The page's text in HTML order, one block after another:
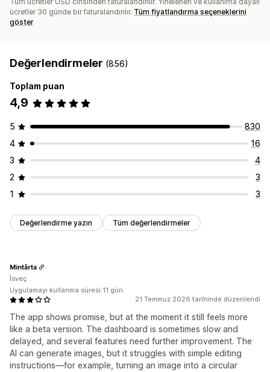
ücretler 30 günde bir faturalandırılır. Tüm fiyatlandırma seçeneklerini
göster
Değerlendirmeler (856)
Toplam puan
4,9
5
830
4
16
3
4
2
3
1
3
Değerlendirme yazın Tüm değerlendirmeler
21 Temmuz 2026 tarihinde düzenlendi
The app shows promise, but at the moment it still feels more
like a beta version. The dashboard is sometimes slow and
delayed, and several features need further improvement. The
AI can generate images, but it struggles with simple editing
instructions—for example, turning an image into a circular
Mintårta
İsveç
Uygulamayı kullanma süresi:11 gün